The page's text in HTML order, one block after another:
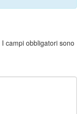
I campi obbligatori sono